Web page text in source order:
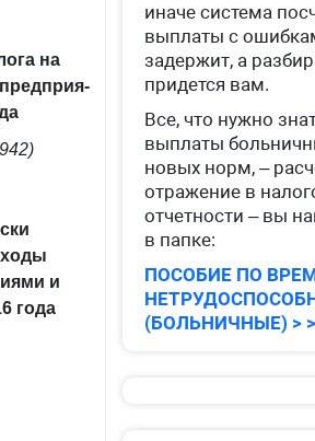
на
предприя­
и
года
иначе система
выплаты с
задержит, а
придется вам.
Все, что нужно
выплаты
новых норм, –
отражение в
отчетности – вы
в папке:
ПОСОБИЕ ПО
(БОЛЬНИЧНЫЕ) >